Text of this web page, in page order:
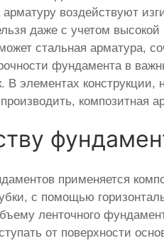
воздействуют
даже с учетом высокой
стальная арматура,
фундамента в
В элементах
композитная
применяется
с помощью
ленточного
от поверхности